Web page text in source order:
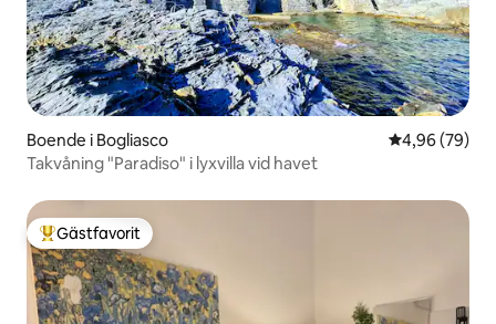
Boende i Bogliasco 4,96 av 5 i
4,96 (79)
Takvåning "Paradiso" i lyxvilla vid havet
Populär gästfavorit
Gästfavorit